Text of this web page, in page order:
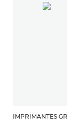
IMPRIMANTES